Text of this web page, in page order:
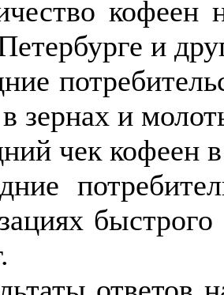
и
зернах и
чек кофеен